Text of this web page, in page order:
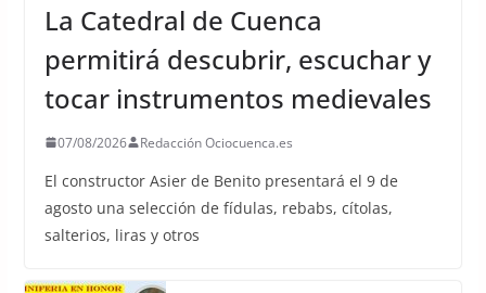
La Catedral de Cuenca
permitirá descubrir, escuchar y
tocar instrumentos medievales
07/08/2026 Redacción Ociocuenca.es
El constructor Asier de Benito presentará el 9 de
agosto una selección de fídulas, rebabs, cítolas,
salterios, liras y otros